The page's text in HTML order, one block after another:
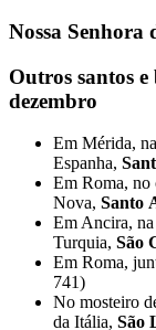
Nossa Senhora
Outros santos e
dezembro
Em Mérida,
Espanha,
Em Roma, no
Nova, Santo
Em Ancira,
Turquia, São
Em Roma,
741)
No mosteiro
da Itália, São